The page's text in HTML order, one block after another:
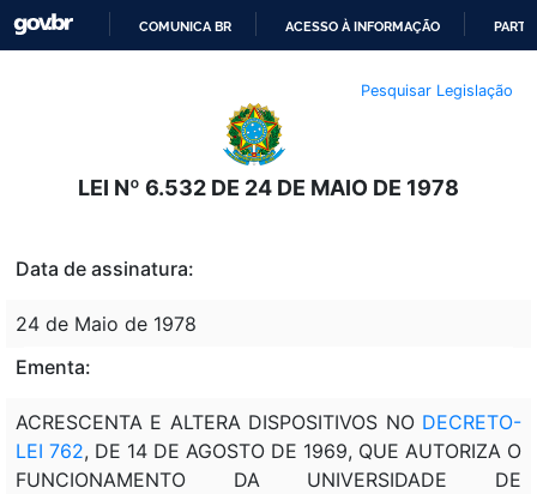
O
CONTEÚDO
COMUNICA BR ACESSO À INFORMAÇÃO
Pesquisar Legislação
LEI Nº 6.532 DE 24 DE MAIO DE 1978
Data de assinatura:
24 de Maio de 1978
Ementa:
ACRESCENTA E ALTERA DISPOSITIVOS NO DECRETO-
LEI 762, DE 14 DE AGOSTO DE 1969, QUE AUTORIZA O
FUNCIONAMENTO DA UNIVERSIDADE DE